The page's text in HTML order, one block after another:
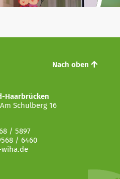
Nach oben
Haarbrücken
Schulberg 16
/ 5897
/ 6460